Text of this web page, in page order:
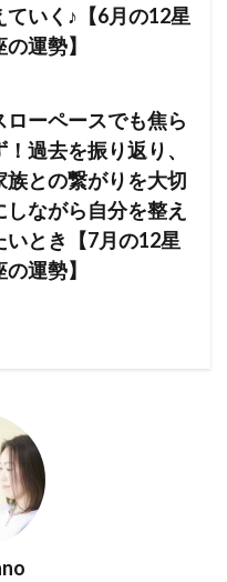
ていく♪【6月の12星
の運勢】
ローペースでも焦ら
！過去を振り返り、
族との繋がりを大切
しながら自分を整え
いとき【7月の12星
の運勢】